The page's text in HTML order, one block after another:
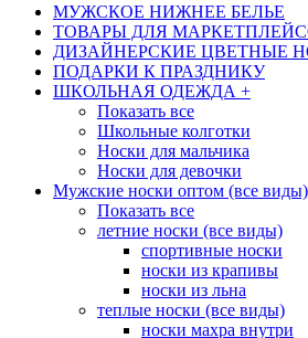
МУЖСКОЕ НИЖНЕЕ БЕЛЬЕ
ТОВАРЫ ДЛЯ
ДИЗАЙНЕРСКИЕ ЦВЕТНЫЕ
ПОДАРКИ К ПРАЗДНИКУ
ШКОЛЬНАЯ ОДЕЖДА +
Показать все
Школьные колготки
Носки для мальчика
Носки для девочки
Мужские носки оптом (все виды)
Показать все
летние носки (все виды)
спортивные носки
носки из крапивы
носки из льна
теплые носки (все виды)
носки махра внутри